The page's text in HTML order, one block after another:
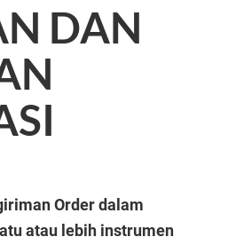
DAN
Order dalam
atau lebih instrumen